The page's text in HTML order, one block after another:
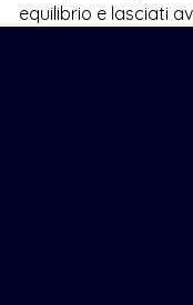
equilibrio e lasciati